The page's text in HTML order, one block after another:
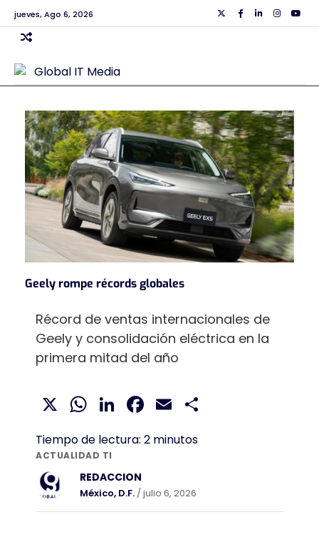
Skip
to
content
jueves, Ago 6, 2026 TwiiterFacebook
Linkedin
Geely rompe récords globales
X WhatsApp
LinkedIn
Facebook
Email
Tiempo de lectura: 2 minutos
ACTUALIDAD TI
Récord de ventas internacionales de
Geely y consolidación eléctrica en la
primera mitad del año
REDACCION
México, D.F. / julio 6, 2026